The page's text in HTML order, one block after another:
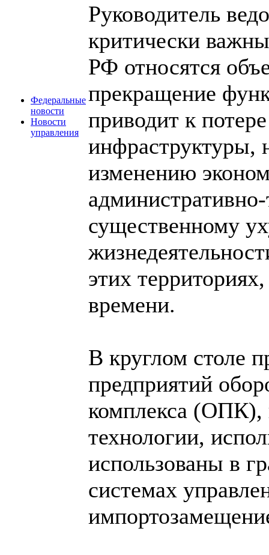
Федеральные
новости
Новости
управления
Руководитель
критически
РФ относятся
прекращение
приводит к
инфраструктуры,
изменению
существенному
этих
времени.
В круглом столе
предприятий
комплекса (ОПК),
технологии,
использованы в
системах